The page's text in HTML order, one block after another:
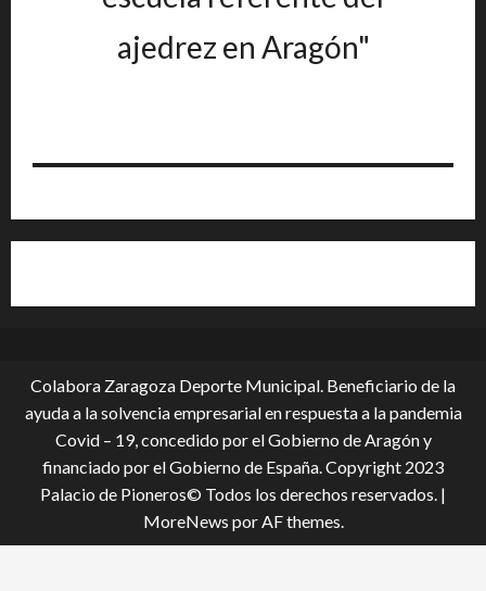
ajedrez en Aragón"
Colabora Zaragoza Deporte Municipal. Beneficiario de la
ayuda a la solvencia empresarial en respuesta a la pandemia
Covid – 19, conce­dido por el Gobierno de Aragón y
financiado por el Gobierno de España. Copyright 2023
Palacio de Pioneros© Todos los derechos reservados. |
MoreNews por AF themes.